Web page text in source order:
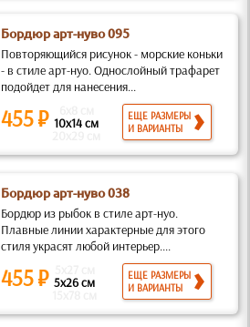
Бордюр арт-нуво 095
Повторяющийся рисунок - морские коньки
- в стиле арт-нуо. Однослойный трафарет
подойдет для нанесения...
455 ₽ 10x14 см
ЕЩЕ РАЗМЕРЫ
И ВАРИАНТЫ
Бордюр арт-нуво 038
Бордюр из рыбок в стиле арт-нуо.
Плавные линии характерные для этого
стиля украсят любой интерьер....
455 ₽ 5x26 см
ЕЩЕ РАЗМЕРЫ
И ВАРИАНТЫ